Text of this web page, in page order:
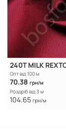
240T MILK
Опт від 100 м
70.38 грн/м
Роздріб від 3 м
104.65 грн/м